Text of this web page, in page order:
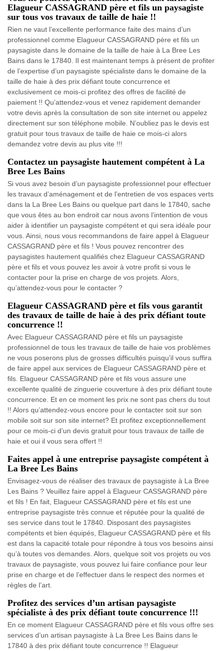
Elagueur CASSAGRAND père et fils un paysagiste
sur tous vos travaux de taille de haie !!
Rien ne vaut l’excellente performance faite des mains d’un
professionnel comme Elagueur CASSAGRAND père et fils un
paysagiste dans le domaine de la taille de haie à La Bree Les
Bains dans le 17840. Il est maintenant temps à présent de profiter
de l’expertise d’un paysagiste spécialiste dans le domaine de la
taille de haie à des prix défiant toute concurrence et
exclusivement ce mois-ci profitez des offres de facilité de
paiement !! Qu’attendez-vous et venez rapidement demander
votre devis après la consultation de son site internet ou appelez
directement sur son téléphone mobile. N’oubliez pas le devis est
gratuit pour tous travaux de taille de haie ce mois-ci alors
demandez votre devis au plus vite !!!
Contactez un paysagiste hautement compétent à La
Bree Les Bains
Si vous avez besoin d’un paysagiste professionnel pour effectuer
les travaux d’aménagement et de l’entretien de vos espaces verts
dans la La Bree Les Bains ou quelque part dans le 17840, sache
que vous êtes au bon endroit car nous avons l’intention de vous
aider à identifier un paysagiste compétent et qui sera idéale pour
vous. Ainsi, nous vous recommandons de faire appel à Elagueur
CASSAGRAND père et fils ! Vous pouvez rencontrer des
paysagistes hautement qualifiés chez Elagueur CASSAGRAND
père et fils et vous pouvez les avoir à votre profit si vous le
contacter pour la prise en charge de vos projets. Alors,
qu’attendez-vous pour le contacter ?
Elagueur CASSAGRAND père et fils vous garantit
des travaux de taille de haie à des prix défiant toute
concurrence !!
Avec Elagueur CASSAGRAND père et fils un paysagiste
professionnel de tous les travaux de taille de haie vos problèmes
ne vous poserons plus de grosses difficultés puisqu’il vous suffira
de faire appel aux services de Elagueur CASSAGRAND père et
fils. Elagueur CASSAGRAND père et fils vous assure une
excellente qualité de zinguerie couverture à des prix défiant toute
concurrence. Et en ce moment les prix ne sont pas chers du tout
!! Alors qu’attendez-vous encore pour le contacter soit sur son
mobile soit sur son site internet? Et profitez exceptionnellement
pour ce mois-ci d’un devis gratuit pour tous travaux de taille de
haie et oui il vous sera offert !!
Faites appel à une entreprise paysagiste compétent à
La Bree Les Bains
Envisagez-vous de réaliser des travaux de paysagiste à La Bree
Les Bains ? Veuillez faire appel à Elagueur CASSAGRAND père
et fils ! En fait, Elagueur CASSAGRAND père et fils est une
entreprise paysagiste très connue et réputée pour la qualité de
ses service dans tout le 17840. Disposant des paysagistes
compétents et bien équipés, Elagueur CASSAGRAND père et fils
est dans la capacité totale pour répondre à tous vos besoins ainsi
qu’à toutes vos demandes. Alors, quelque soit vos projets ou vos
travaux de paysagiste, vous pouvez lui faire confiance pour leur
prise en charge et de l’effectuer dans le respect des normes et
règles de l’art.
Profitez des services d’un artisan paysagiste
spécialiste à des prix défiant toute concurrence !!!
En ce moment Elagueur CASSAGRAND père et fils vous offre ses
services d’un artisan paysagiste à La Bree Les Bains dans le
17840 à des prix défiant toute concurrence !! Elagueur